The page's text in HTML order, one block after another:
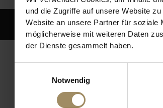
und die Zugriffe auf unsere Website
Website an unsere Partner für soziale
möglicherweise mit weiteren Daten
der Dienste gesammelt haben.
Notwendig